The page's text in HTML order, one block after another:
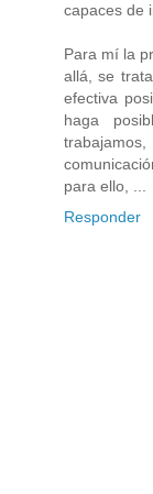
capaces de
Para mí la
allá, se
efectiva
haga
para ello, ...
Responder